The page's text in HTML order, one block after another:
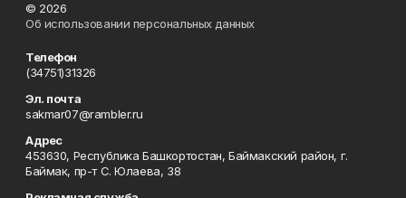
© 2026
Об использовании персональных данных
Телефон
(34751)31326
Эл. почта
sakmar07@rambler.ru
Адрес
453630, Республика Башкортостан, Баймакский район, г.
Баймак, пр-т С. Юлаева, 38